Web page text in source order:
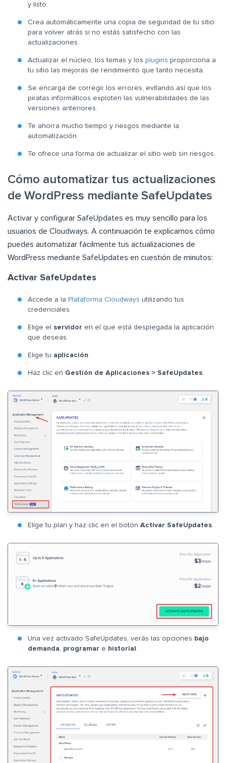
y listo.
Crea automáticamente una copia de seguridad de tu sitio
para volver atrás si no estás satisfecho con las
actualizaciones.
Actualizar el núcleo, los temas y los plugins proporciona a
tu sitio las mejoras de rendimiento que tanto necesita.
Se encarga de corregir los errores, evitando así que los
piratas informáticos exploten las vulnerabilidades de las
versiones anteriores.
Te ahorra mucho tiempo y riesgos mediante la
automatización.
Te ofrece una forma de actualizar el sitio web sin riesgos.
Cómo automatizar tus actualizaciones
de WordPress mediante SafeUpdates
Activar y configurar SafeUpdates es muy sencillo para los
usuarios de Cloudways. A continuación te explicamos cómo
puedes automatizar fácilmente tus actualizaciones de
WordPress mediante SafeUpdates en cuestión de minutos:
Activar SafeUpdates
Accede a la Plataforma Cloudways utilizando tus
credenciales.
Elige el servidor en el que está desplegada la aplicación
que deseas.
Elige tu aplicación.
Haz clic en Gestión de Aplicaciones > SafeUpdates.
Elige tu plan y haz clic en el botón Activar SafeUpdates
Una vez activado SafeUpdates, verás las opciones bajo
demanda, programar e historial .